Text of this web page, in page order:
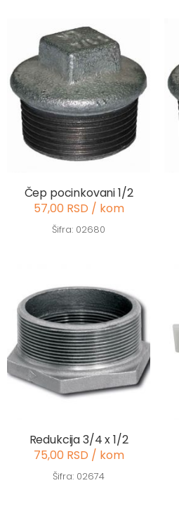
Čep pocinkovani 1/2
57,00 RSD / kom
Šifra: 02680
Redukcija 3/4 x 1/2
75,00 RSD / kom
Šifra: 02674